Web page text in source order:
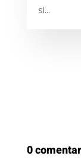
si...
0